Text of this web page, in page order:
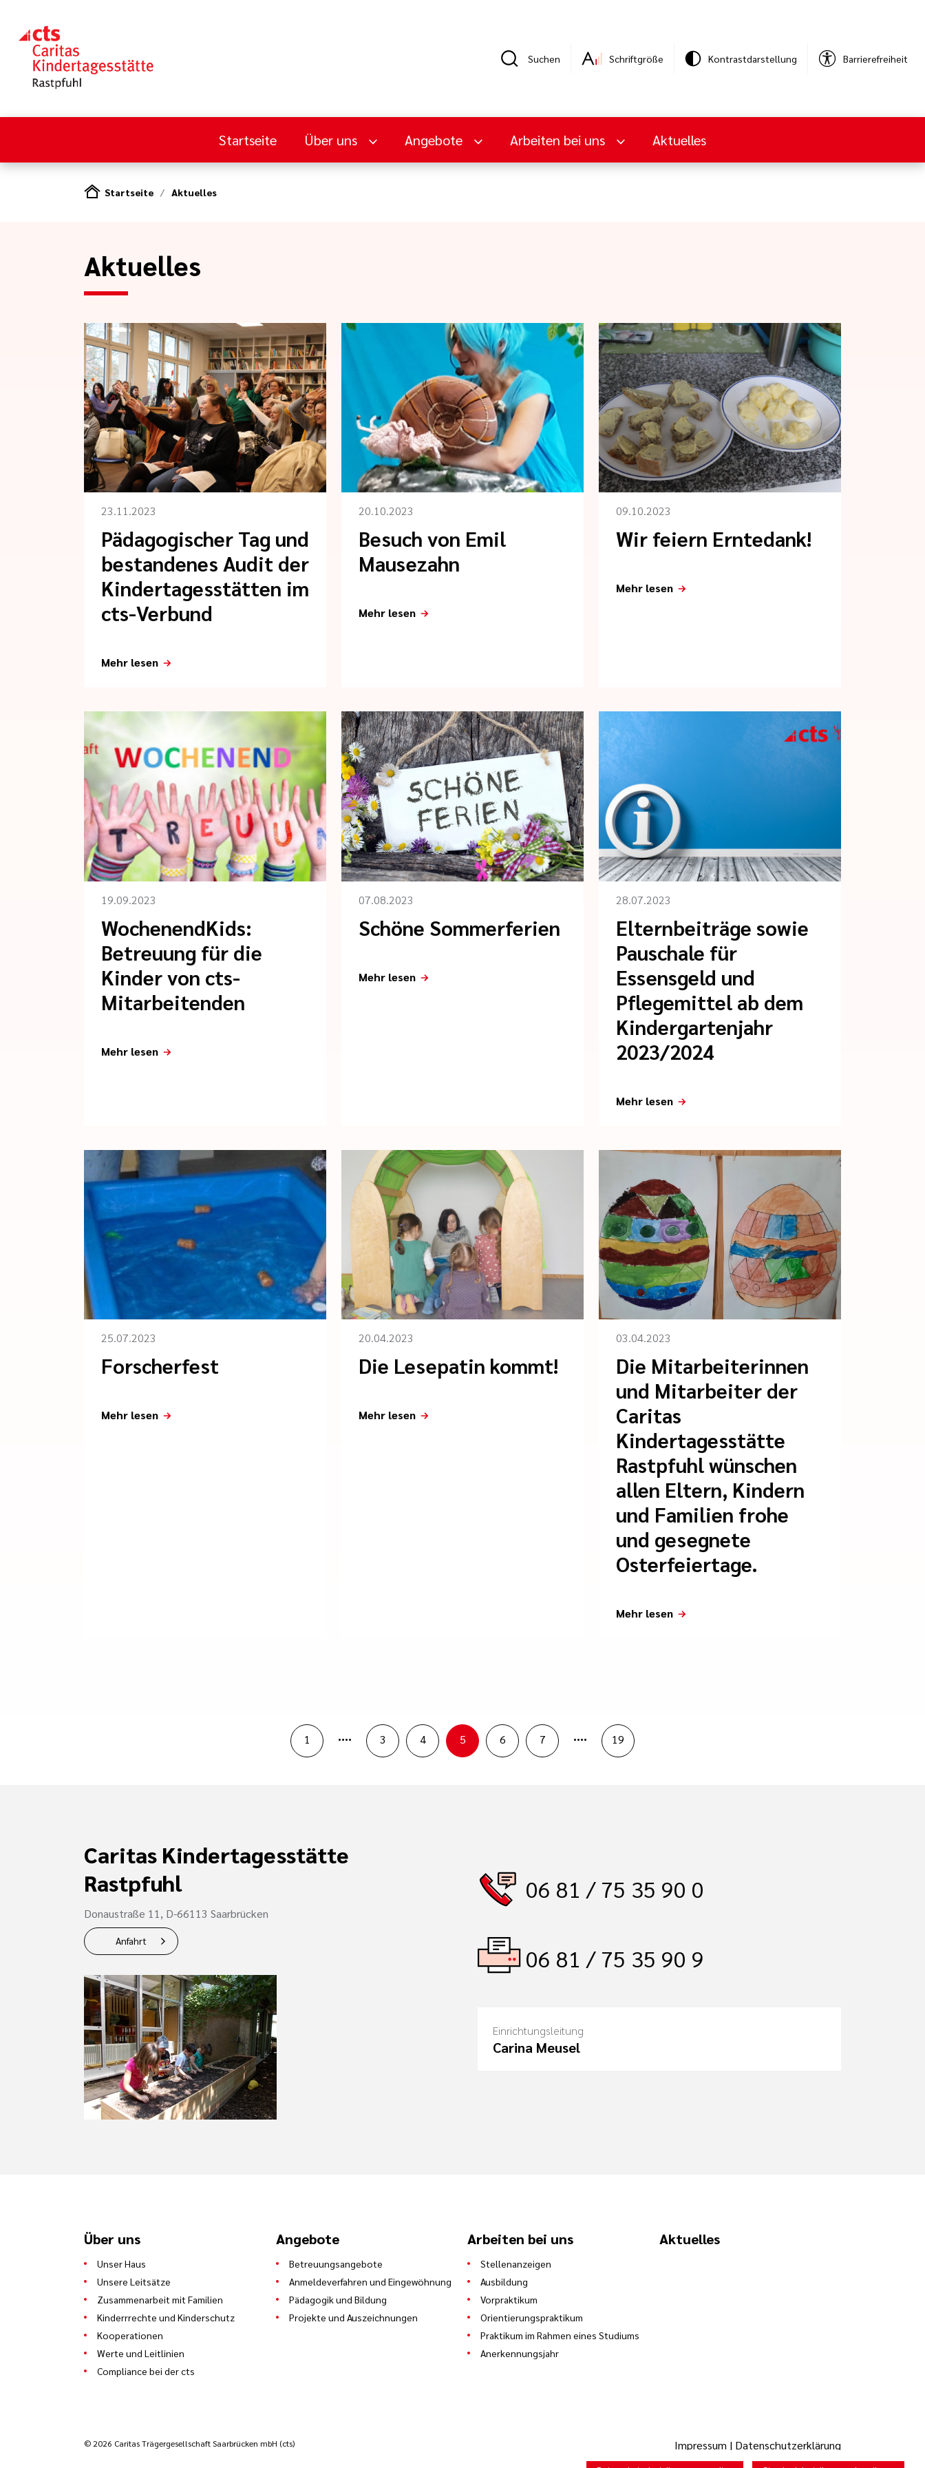
Suchen Schriftgröße Kontrastdarstellung Barrierefreiheit
Startseite Über uns Angebote Arbeiten bei uns Aktuelles
Startseite Aktuelles
Aktuelles
23.11.2023
Pädagogischer Tag und
bestandenes Audit der
Kindertagesstätten im
cts-Verbund
Mehr lesen
20.10.2023
Besuch von Emil
Mausezahn
Mehr lesen
09.10.2023
Wir feiern Erntedank!
Mehr lesen
19.09.2023
WochenendKids:
Betreuung für die
Kinder von cts-
Mitarbeitenden
Mehr lesen
07.08.2023
Schöne Sommerferien
Mehr lesen
28.07.2023
Elternbeiträge sowie
Pauschale für
Essensgeld und
Pflegemittel ab dem
Kindergartenjahr
2023/2024
Mehr lesen
25.07.2023
Forscherfest
Mehr lesen
20.04.2023
Die Lesepatin kommt!
Mehr lesen
03.04.2023
Die Mitarbeiterinnen
und Mitarbeiter der
Caritas
Kindertagesstätte
Rastpfuhl wünschen
allen Eltern, Kindern
und Familien frohe
und gesegnete
Osterfeiertage.
Mehr lesen
1 .... 3 4 5 6 7 .... 19
Caritas Kindertagesstätte
Rastpfuhl
Donaustraße 11, D-66113 Saarbrücken
Anfahrt
06 81 / 75 35 90 0
06 81 / 75 35 90 9
Einrichtungsleitung
Carina Meusel
Über uns
Unser Haus
Unsere Leitsätze
Zusammenarbeit mit Familien
Kinderrrechte und Kinderschutz
Kooperationen
Werte und Leitlinien
Compliance bei der cts
Angebote
Betreuungsangebote
Anmeldeverfahren und Eingewöhnung
Pädagogik und Bildung
Projekte und Auszeichnungen
Arbeiten bei uns
Stellenanzeigen
Ausbildung
Vorpraktikum
Orientierungspraktikum
Praktikum im Rahmen eines Studiums
Anerkennungsjahr
Aktuelles
© 2026 Caritas Trägergesellschaft Saarbrücken mbH (cts) Impressum | Datenschutzerklärung